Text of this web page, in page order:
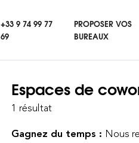
+33 9 74 99 77
69
PROPOSER VOS
BUREAUX
Espaces de
1 résultat
Gagnez du temps : Nous